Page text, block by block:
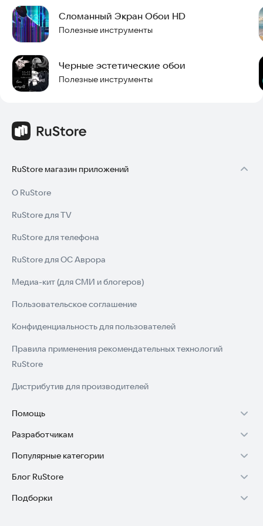
делитесь идеями. Мы постоянно улучшаем качество, чтобы
пользоваться программой было максимально удобно. ✨
Скачайте приложение прямо сейчас и превратите свой
Сломанный Экран Обои HD
Полезные инструменты
Черные эстетические обои
Полезные инструменты
RuStore магазин приложений
О RuStore
RuStore для TV
RuStore для телефона
RuStore для ОС Аврора
Медиа-кит (для СМИ и блогеров)
Пользовательское соглашение
Конфиденциальность для пользователей
Правила применения рекомендательных технологий
RuStore
Дистрибутив для производителей
Помощь
Установка RuStore на TV
Установка RuStore на телефон
Установка RuStore в машину
Помощь пользователям RuStore
Разработчикам
Зарабатывать с RuStore
Стать разработчиком
Доступ к RuStore Консоль
Популярные категории
Игры для Android
Приложения банков
Блог RuStore
Обзоры игр для Android 2025
Подборки